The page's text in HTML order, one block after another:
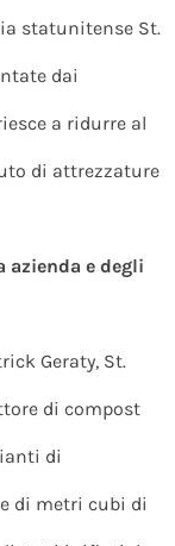
statunitense St.
dai
a ridurre al
di attrezzature
azienda e degli
Geraty, St.
di compost
di
di metri cubi di